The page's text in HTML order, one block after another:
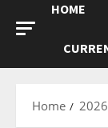
HOME
Home 2026